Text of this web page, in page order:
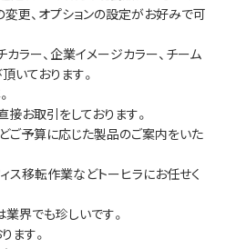
変更、オプションの設定がお好みで可
ラー、企業イメージカラー、チーム
いております。
お取引をしております。
ご予算に応じた製品のご案内をいた
ス移転作業などトーヒラにお任せく
界でも珍しいです。
ます。